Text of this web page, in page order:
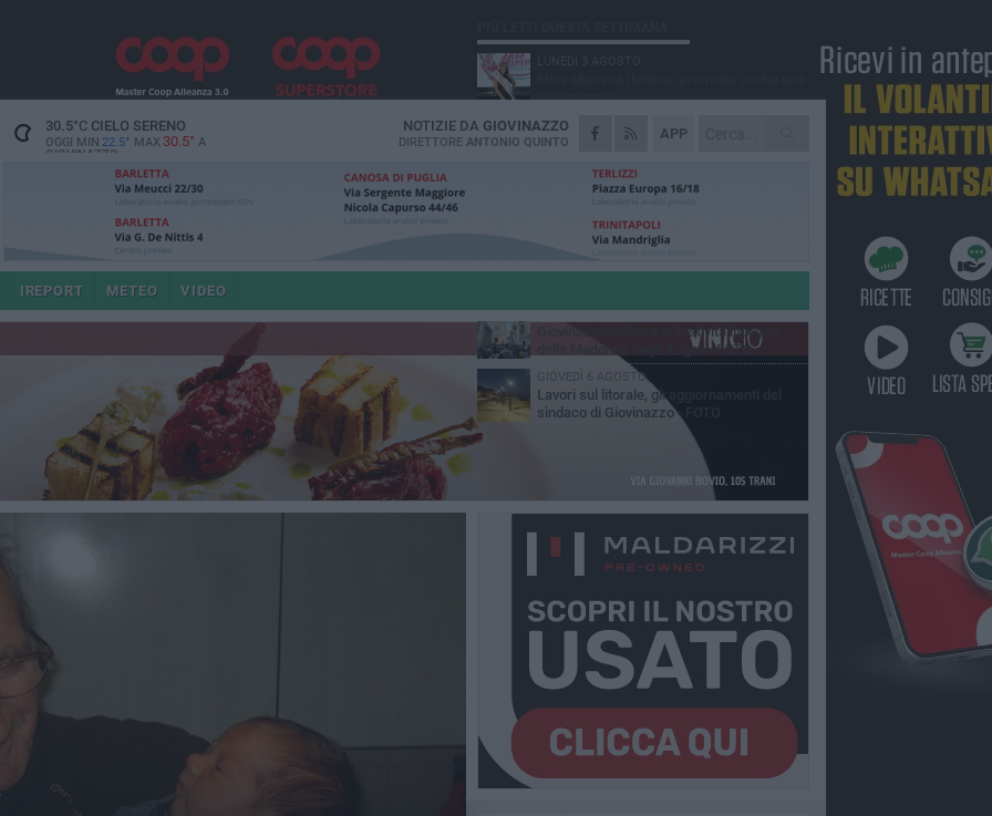
30.5°CCIELO SERENO
OGGI MIN 22.5° MAX 30.5° A
GIOVINAZZO
APP
NOTIZIE DA GIOVINAZZO
DIRETTORE ANTONIO QUINTO
IREPORT METEO VIDEO
giovinazzese
MARTEDÌ 4 AGOSTO
Liquidi oleosi sul litorale di Giovinazzo,
MERCOLEDÌ 5 AGOSTO
l'assessora Ciliento prova a spegnere le
«Giovinazzo, a che punto siamo?»:
MARTEDÌ 4 AGOSTO
Giovinazzo celebra la festività liturgica
della Madonna degli Angeli - FOTO
GIOVEDÌ 6 AGOSTO
Lavori sul litorale, gli aggiornamenti del
sindaco di Giovinazzo - FOTO